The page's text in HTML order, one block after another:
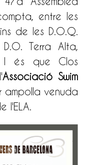
entre les
de les D.O.Q.
Terra Alta,
és que Clos
Associació Swim
venuda
l'ELA.